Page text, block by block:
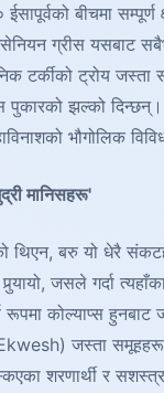
बीचमा
ग्रीस यसबाट
टर्कीको ट्रोय
झल्को दिन्छन्।
भौगोलिक
मानिसहरू'
बरु यो धेरै
पुर्‍यायो, जसले गर्दा
रूपमा कोल्याप्स
जस्ता समूहहरू
शरणार्थी र